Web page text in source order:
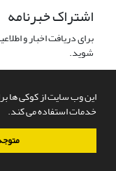
این وب سایت از کوکی ها
خدمات استفاده می کند.
اشتراک خبرنامه
برای دریافت اخبار و
شوید.
سامانه مدیریت نشریات